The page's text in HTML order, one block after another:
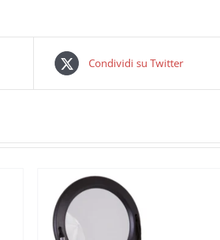
Condividi su Twitter